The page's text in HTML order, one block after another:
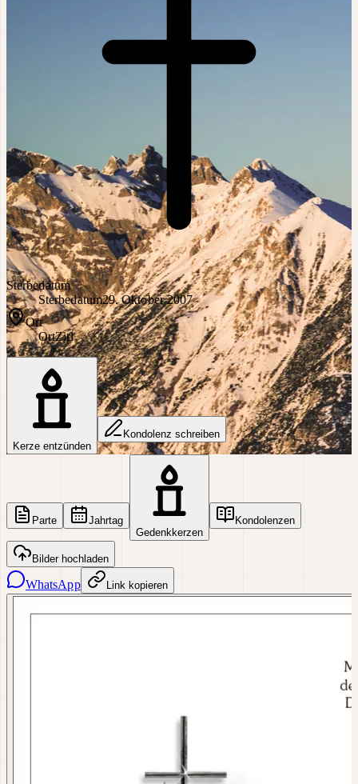
Sterbedatum
Sterbedatum29. Oktober 2007
Ort
OrtZirl
Kerze entzünden
Kondolenz schreiben
Parte
Jahrtag
Gedenkkerzen
Kondolenzen
Bilder hochladen
WhatsApp Link kopieren